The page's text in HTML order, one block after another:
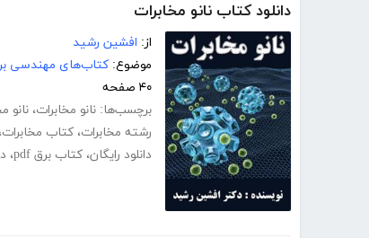
دانلود کتاب نانو مخابرات
از: افشین رشید
موضوع: کتاب‌های مهندسی
۴۰ صفحه
برچسب‌ها: نانو مخابرات، نانو
رشته مخابرات، کتاب مخابرات،
دانلود رایگان، کتاب برق pdf ،